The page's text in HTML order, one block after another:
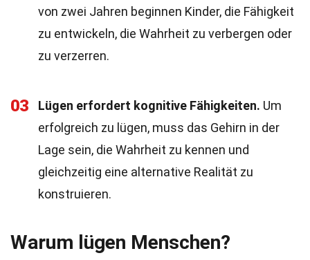
von zwei Jahren beginnen Kinder, die Fähigkeit
zu entwickeln, die Wahrheit zu verbergen oder
zu verzerren.
03 Lügen erfordert kognitive Fähigkeiten. Um
erfolgreich zu lügen, muss das Gehirn in der
Lage sein, die Wahrheit zu kennen und
gleichzeitig eine alternative Realität zu
konstruieren.
Warum lügen Menschen?